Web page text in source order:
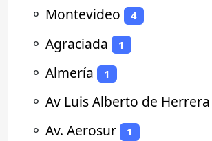
⚬ Montevideo 4
⚬ Agraciada 1
⚬ Almería 1
⚬ Av Luis Alberto de Herrera
⚬ Av. Aerosur 1